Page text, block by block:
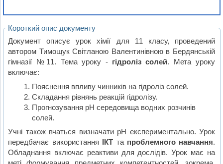
Короткий опис документу
Документ описує урок хімії для 11 класу, проведений
автором Тимощук Світланою Валентинівною в Бердянській
гімназії №11. Тема уроку - гідроліз солей. Мета уроку
включає:
Пояснення впливу чинників на гідроліз солей.
Складання рівнянь реакцій гідролізу.
Прогнозування рН середовища водних розчинів
солей.
Учні також вчаться визначати рН експериментально. Урок
передбачає використання ІКТ та проблемного навчання.
Обладнання включає реактиви для дослідів. Урок має на